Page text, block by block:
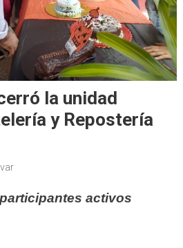
la unidad
y Repostería
activos